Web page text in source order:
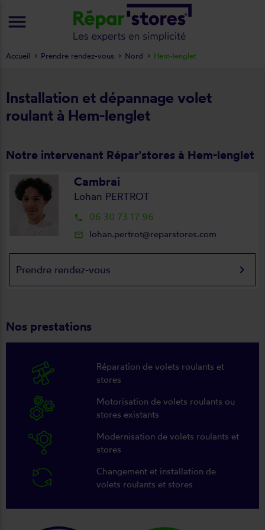
Installation et dépannage volet
roulant à Hem-lenglet
Notre intervenant Répar'stores à Hem-lenglet
Cambrai
Lohan PERTROT
local_phone 06 30 73 17 96
mail_outline lohan.pertrot@reparstores.com
Prendre rendez-vous keyboard_arrow_right
Nos prestations
Réparation de volets roulants et
stores
Motorisation de volets roulants ou
stores existants
Modernisation de volets roulants et
stores
Changement et installation de
volets roulants et stores
Accueil Prendre rendez-vous Nord Hem-lenglet
menu